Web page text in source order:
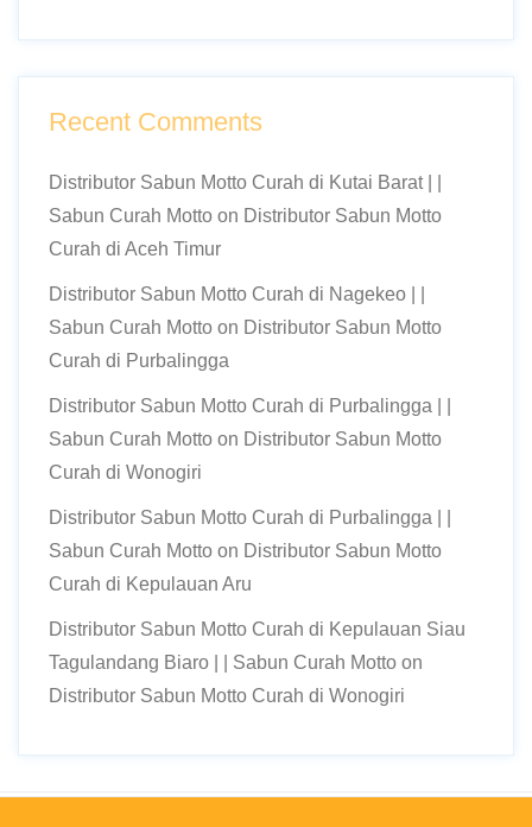
Recent Comments
Distributor Sabun Motto Curah di Kutai Barat | |
Sabun Curah Motto on Distributor Sabun Motto
Curah di Aceh Timur
Distributor Sabun Motto Curah di Nagekeo | |
Sabun Curah Motto on Distributor Sabun Motto
Curah di Purbalingga
Distributor Sabun Motto Curah di Purbalingga | |
Sabun Curah Motto on Distributor Sabun Motto
Curah di Wonogiri
Distributor Sabun Motto Curah di Purbalingga | |
Sabun Curah Motto on Distributor Sabun Motto
Curah di Kepulauan Aru
Distributor Sabun Motto Curah di Kepulauan Siau
Tagulandang Biaro | | Sabun Curah Motto on
Distributor Sabun Motto Curah di Wonogiri